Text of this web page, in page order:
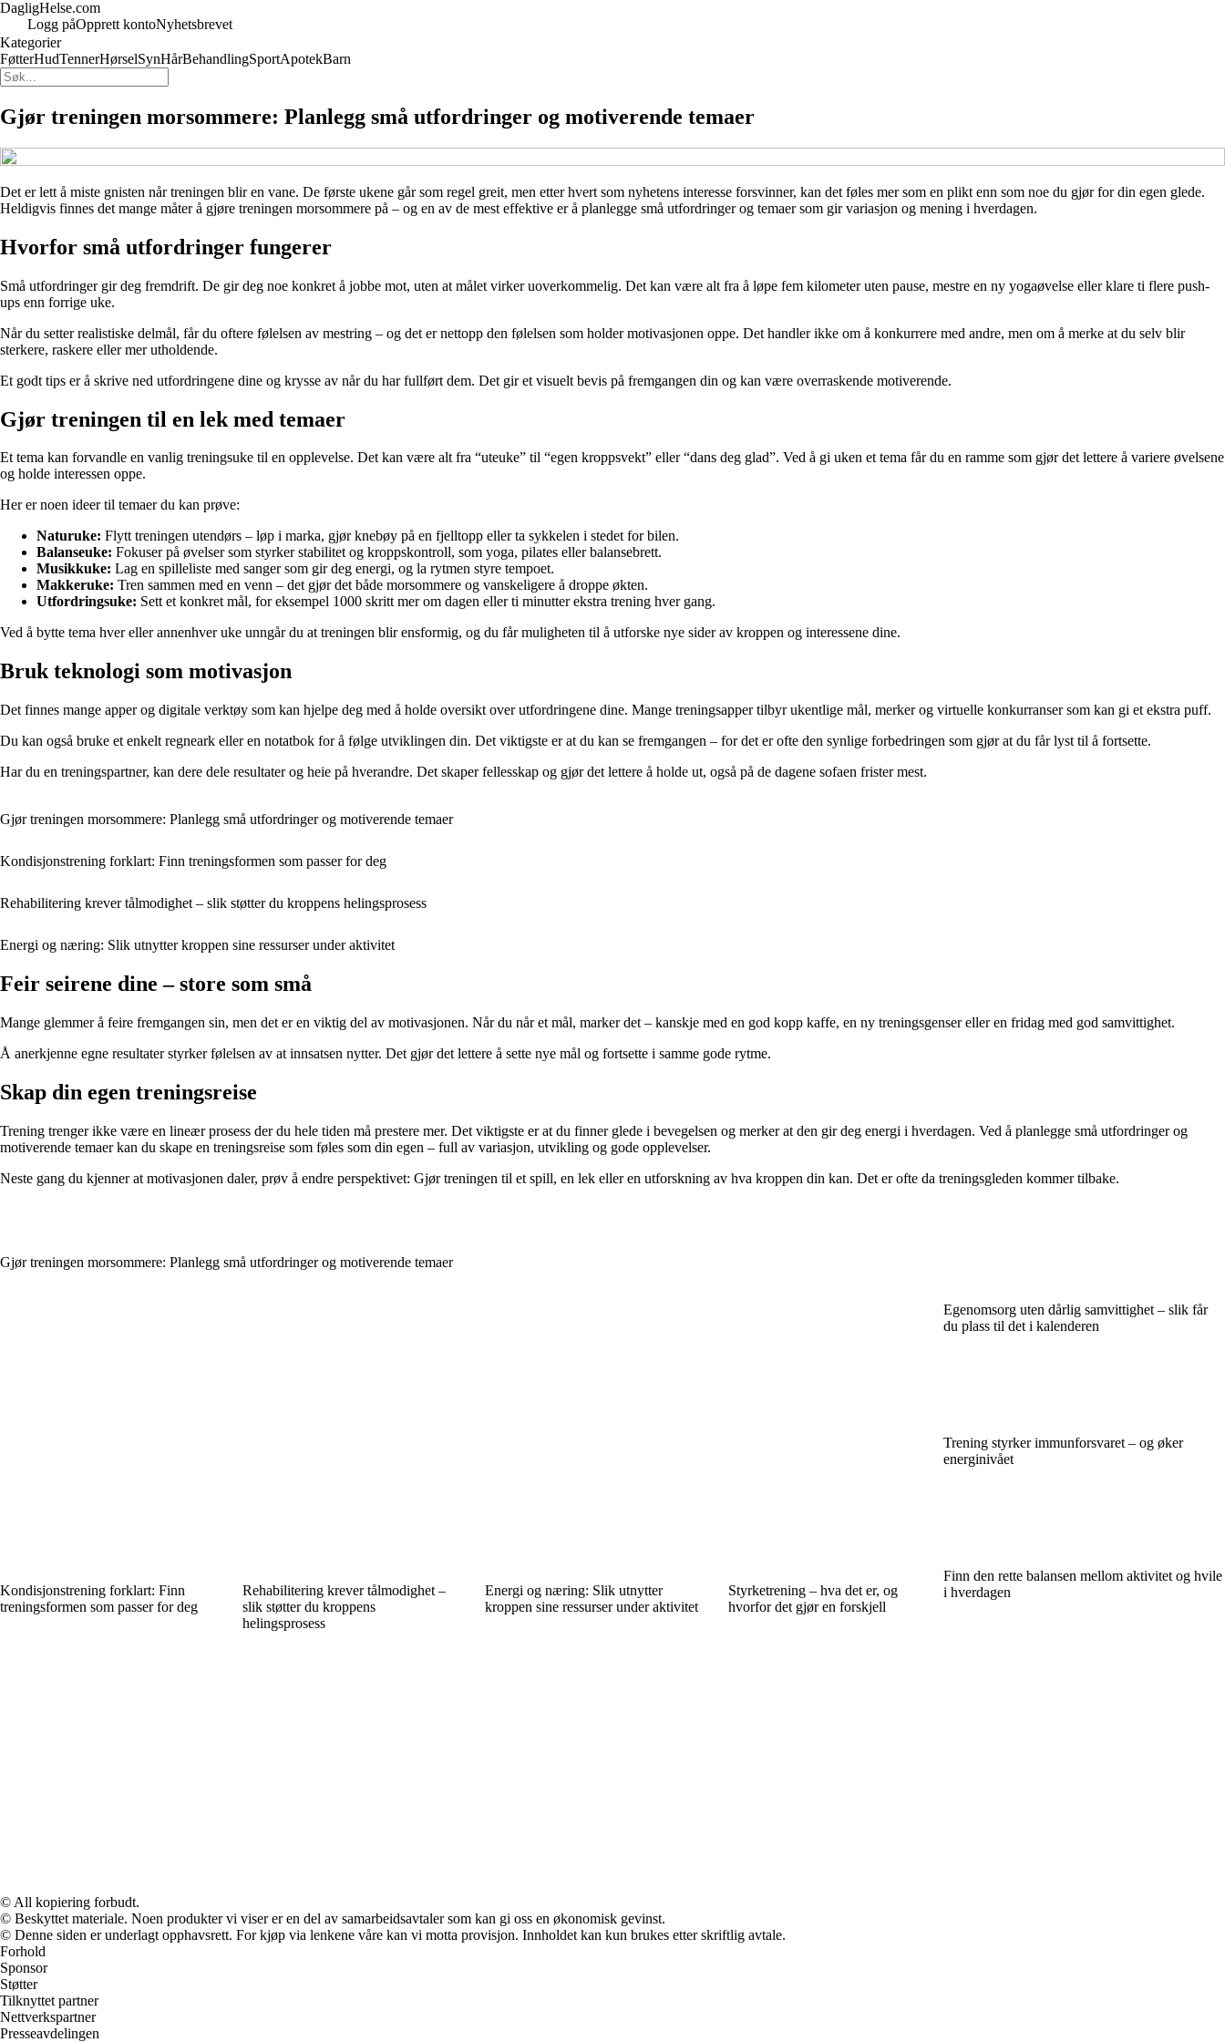
DagligHelse.com
Logg påOpprett kontoNyhetsbrevet
Kategorier
FøtterHudTennerHørselSynHårBehandlingSportApotekBarn
Gjør treningen morsommere: Planlegg små utfordringer og motiverende temaer
Det er lett å miste gnisten når treningen blir en vane. De første ukene går som regel greit, men etter hvert som nyhetens interesse forsvinner, kan det føles mer som en plikt enn som noe du gjør for din egen glede.
Heldigvis finnes det mange måter å gjøre treningen morsommere på – og en av de mest effektive er å planlegge små utfordringer og temaer som gir variasjon og mening i hverdagen.
Hvorfor små utfordringer fungerer
Små utfordringer gir deg fremdrift. De gir deg noe konkret å jobbe mot, uten at målet virker uoverkommelig. Det kan være alt fra å løpe fem kilometer uten pause, mestre en ny yogaøvelse eller klare ti flere push-
ups enn forrige uke.
Når du setter realistiske delmål, får du oftere følelsen av mestring – og det er nettopp den følelsen som holder motivasjonen oppe. Det handler ikke om å konkurrere med andre, men om å merke at du selv blir
sterkere, raskere eller mer utholdende.
Et godt tips er å skrive ned utfordringene dine og krysse av når du har fullført dem. Det gir et visuelt bevis på fremgangen din og kan være overraskende motiverende.
Gjør treningen til en lek med temaer
Et tema kan forvandle en vanlig treningsuke til en opplevelse. Det kan være alt fra “uteuke” til “egen kroppsvekt” eller “dans deg glad”. Ved å gi uken et tema får du en ramme som gjør det lettere å variere øvelsene
og holde interessen oppe.
Her er noen ideer til temaer du kan prøve:
Naturuke: Flytt treningen utendørs – løp i marka, gjør knebøy på en fjelltopp eller ta sykkelen i stedet for bilen.
Balanseuke: Fokuser på øvelser som styrker stabilitet og kroppskontroll, som yoga, pilates eller balansebrett.
Musikkuke: Lag en spilleliste med sanger som gir deg energi, og la rytmen styre tempoet.
Makkeruke: Tren sammen med en venn – det gjør det både morsommere og vanskeligere å droppe økten.
Utfordringsuke: Sett et konkret mål, for eksempel 1000 skritt mer om dagen eller ti minutter ekstra trening hver gang.
Ved å bytte tema hver eller annenhver uke unngår du at treningen blir ensformig, og du får muligheten til å utforske nye sider av kroppen og interessene dine.
Bruk teknologi som motivasjon
Det finnes mange apper og digitale verktøy som kan hjelpe deg med å holde oversikt over utfordringene dine. Mange treningsapper tilbyr ukentlige mål, merker og virtuelle konkurranser som kan gi et ekstra puff.
Du kan også bruke et enkelt regneark eller en notatbok for å følge utviklingen din. Det viktigste er at du kan se fremgangen – for det er ofte den synlige forbedringen som gjør at du får lyst til å fortsette.
Har du en treningspartner, kan dere dele resultater og heie på hverandre. Det skaper fellesskap og gjør det lettere å holde ut, også på de dagene sofaen frister mest.
Gjør treningen morsommere: Planlegg små utfordringer og motiverende temaer
Kondisjonstrening forklart: Finn treningsformen som passer for deg
Rehabilitering krever tålmodighet – slik støtter du kroppens helingsprosess
Energi og næring: Slik utnytter kroppen sine ressurser under aktivitet
Feir seirene dine – store som små
Mange glemmer å feire fremgangen sin, men det er en viktig del av motivasjonen. Når du når et mål, marker det – kanskje med en god kopp kaffe, en ny treningsgenser eller en fridag med god samvittighet.
Å anerkjenne egne resultater styrker følelsen av at innsatsen nytter. Det gjør det lettere å sette nye mål og fortsette i samme gode rytme.
Skap din egen treningsreise
Trening trenger ikke være en lineær prosess der du hele tiden må prestere mer. Det viktigste er at du finner glede i bevegelsen og merker at den gir deg energi i hverdagen. Ved å planlegge små utfordringer og
motiverende temaer kan du skape en treningsreise som føles som din egen – full av variasjon, utvikling og gode opplevelser.
Neste gang du kjenner at motivasjonen daler, prøv å endre perspektivet: Gjør treningen til et spill, en lek eller en utforskning av hva kroppen din kan. Det er ofte da treningsgleden kommer tilbake.
Gjør treningen morsommere: Planlegg små utfordringer og motiverende temaer
Kondisjonstrening forklart: Finn
treningsformen som passer for deg
Rehabilitering krever tålmodighet –
slik støtter du kroppens
helingsprosess
Energi og næring: Slik utnytter
kroppen sine ressurser under aktivitet
Styrketrening – hva det er, og
hvorfor det gjør en forskjell
Egenomsorg uten dårlig samvittighet – slik får
du plass til det i kalenderen
Trening styrker immunforsvaret – og øker
energinivået
Finn den rette balansen mellom aktivitet og hvile
i hverdagen
© All kopiering forbudt.
© Beskyttet materiale. Noen produkter vi viser er en del av samarbeidsavtaler som kan gi oss en økonomisk gevinst.
© Denne siden er underlagt opphavsrett. For kjøp via lenkene våre kan vi motta provisjon. Innholdet kan kun brukes etter skriftlig avtale.
Forhold
Sponsor
Støtter
Tilknyttet partner
Nettverkspartner
Presseavdelingen